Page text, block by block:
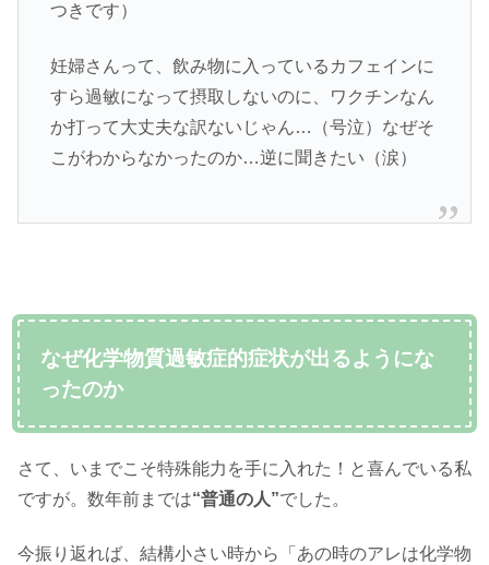
つきです）
妊婦さんって、飲み物に入っているカフェインに
すら過敏になって摂取しないのに、ワクチンなん
か打って大丈夫な訳ないじゃん…（号泣）なぜそ
こがわからなかったのか…逆に聞きたい（涙）
なぜ化学物質過敏症的症状が出るようにな
ったのか
さて、いまでこそ特殊能力を手に入れた！と喜んでいる私
ですが。数年前までは“普通の人”でした。
今振り返れば、結構小さい時から「あの時のアレは化学物